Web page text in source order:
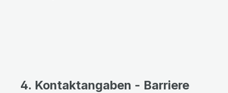
4. Kontaktangaben - Barriere